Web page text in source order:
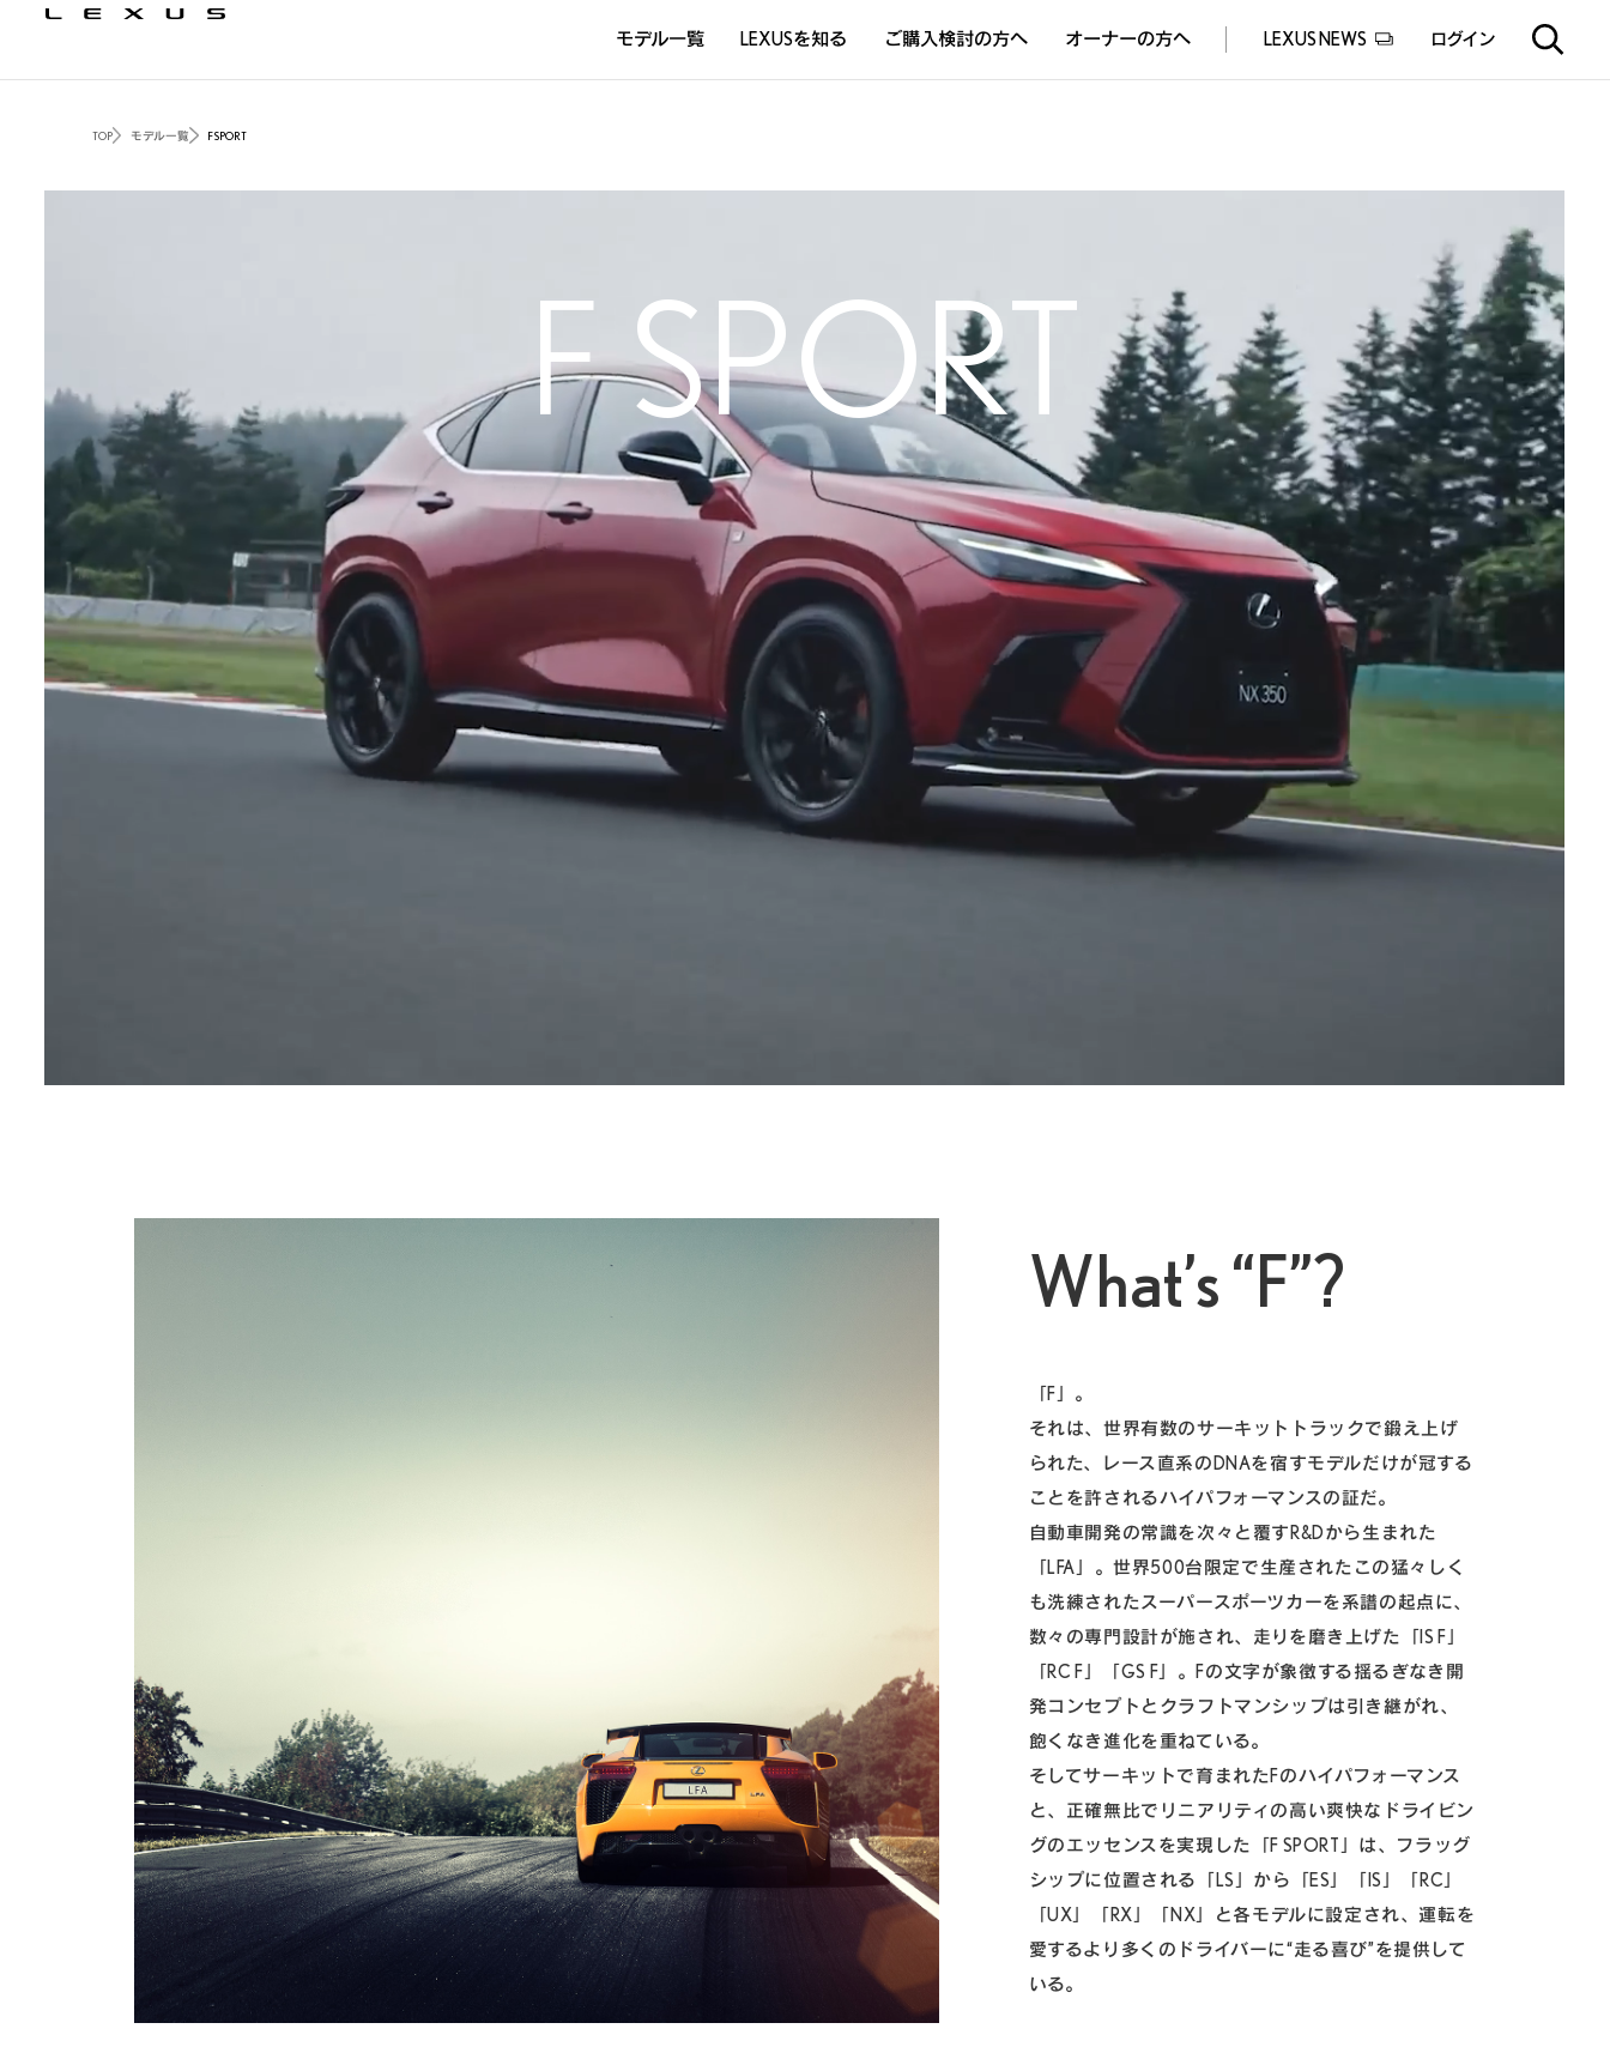
モデル一覧 LEXUSを知る ご購入検討の方へ オーナーの方へ LEXUS NEWS ログイン
DISCOVER THE LEXUS LIFE LEXUS EXPERIENCE(体験サービス)
TOP モデル一覧 F SPORT
F SPORT
What’s “F”?
「F」。
それは、世界有数のサーキットトラックで鍛え上げ
られた、レース直系のDNAを宿すモデルだけが冠する
ことを許されるハイパフォーマンスの証だ。
自動車開発の常識を次々と覆すR&Dから生まれた
「LFA」。世界500台限定で生産されたこの猛々しく
も洗練されたスーパースポーツカーを系譜の起点に、
数々の専門設計が施され、走りを磨き上げた「IS F」
「RC F」「GS F」。Fの文字が象徴する揺るぎなき開
発コンセプトとクラフトマンシップは引き継がれ、
飽くなき進化を重ねている。
そしてサーキットで育まれたFのハイパフォーマンス
と、正確無比でリニアリティの高い爽快なドライビン
グのエッセンスを実現した「F SPORT」は、フラッグ
シップに位置される「LS」から「ES」「IS」「RC」
「UX」「RX」「NX」と各モデルに設定され、運転を
愛するより多くのドライバーに“走る喜び”を提供して
いる。